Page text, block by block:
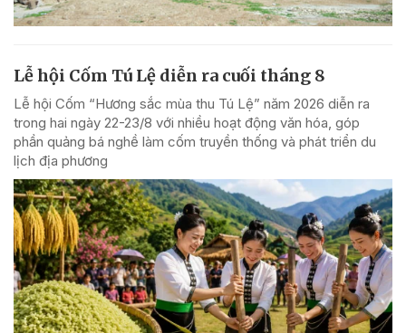
Lễ hội Cốm Tú Lệ diễn ra cuối tháng 8
Lễ hội Cốm “Hương sắc mùa thu Tú Lệ” năm 2026 diễn ra
trong hai ngày 22-23/8 với nhiều hoạt động văn hóa, góp
phần quảng bá nghề làm cốm truyền thống và phát triển du
lịch địa phương